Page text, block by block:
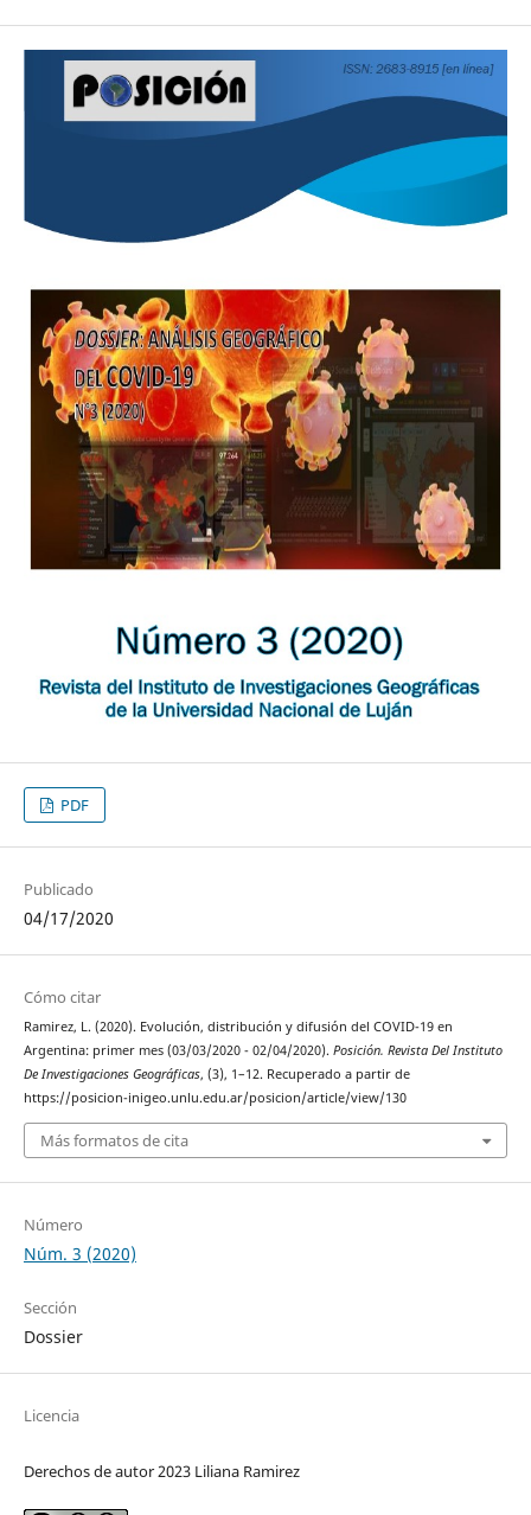
PDF
Publicado
04/17/2020
Cómo citar
Ramirez, L. (2020). Evolución, distribución y difusión del COVID-19 en
Argentina: primer mes (03/03/2020 - 02/04/2020). Posición. Revista Del Instituto
De Investigaciones Geográficas, (3), 1–12. Recuperado a partir de
https://posicion-inigeo.unlu.edu.ar/posicion/article/view/130
Más formatos de cita
Número
Núm. 3 (2020)
Sección
Dossier
Licencia
Derechos de autor 2023 Liliana Ramirez